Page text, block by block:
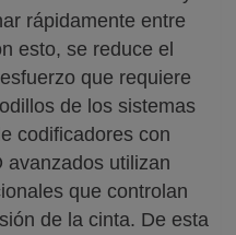
rápidamente entre
esto, se reduce el
que requiere
de los sistemas
codificadores con
avanzados utilizan
que controlan
de la cinta. De esta